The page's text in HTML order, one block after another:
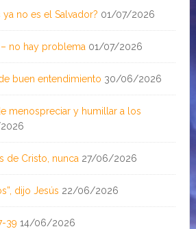
ya no es el Salvador? 01/07/2026
no hay problema 01/07/2026
buen entendimiento 30/06/2026
menospreciar y humillar a los
de Cristo, nunca 27/06/2026
dijo Jesús 22/06/2026
39 14/06/2026